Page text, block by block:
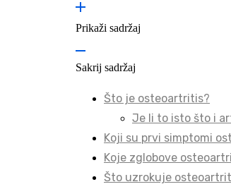
Prikaži sadržaj
Sakrij sadržaj
Što je osteoartritis?
Je li to isto što i
Koji su prvi simptomi
Koje zglobove
Što uzrokuje